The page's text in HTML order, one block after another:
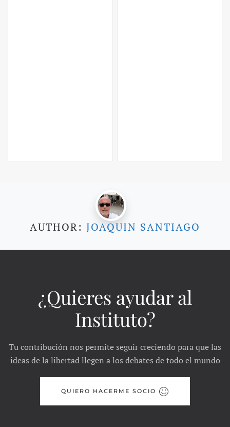
AUTHOR: JOAQUIN SANTIAGO
¿Quieres ayudar al
Instituto?
Tu contribución nos permite seguir creciendo para que las
ideas de la libertad llegen a los debates de todo el mundo
QUIERO HACERME SOCIO